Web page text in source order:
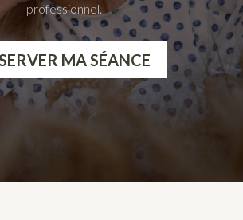
professionnel.
MA SÉANCE